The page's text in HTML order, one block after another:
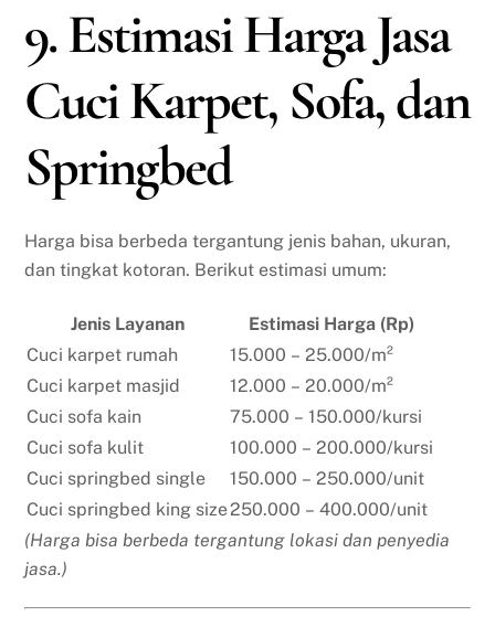
9. Estimasi Harga Jasa
Cuci Karpet, Sofa, dan
Springbed
Harga bisa berbeda tergantung jenis bahan, ukuran,
dan tingkat kotoran. Berikut estimasi umum:
Jenis Layanan
Estimasi Harga (Rp)
Cuci karpet rumah
15.000 – 25.000/m²
Cuci karpet masjid
12.000 – 20.000/m²
Cuci sofa kain
75.000 – 150.000/kursi
Cuci sofa kulit
100.000 – 200.000/kursi
Cuci springbed single
150.000 – 250.000/unit
Cuci springbed king size250.000 – 400.000/unit
(Harga bisa berbeda tergantung lokasi dan penyedia
jasa.)